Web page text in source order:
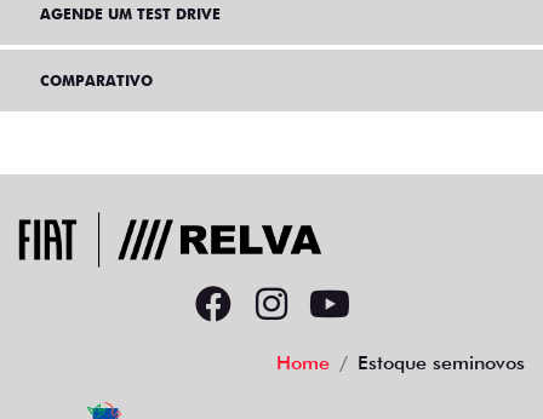
AGENDE UM TEST DRIVE
COMPARATIVO
Home Estoque seminovos